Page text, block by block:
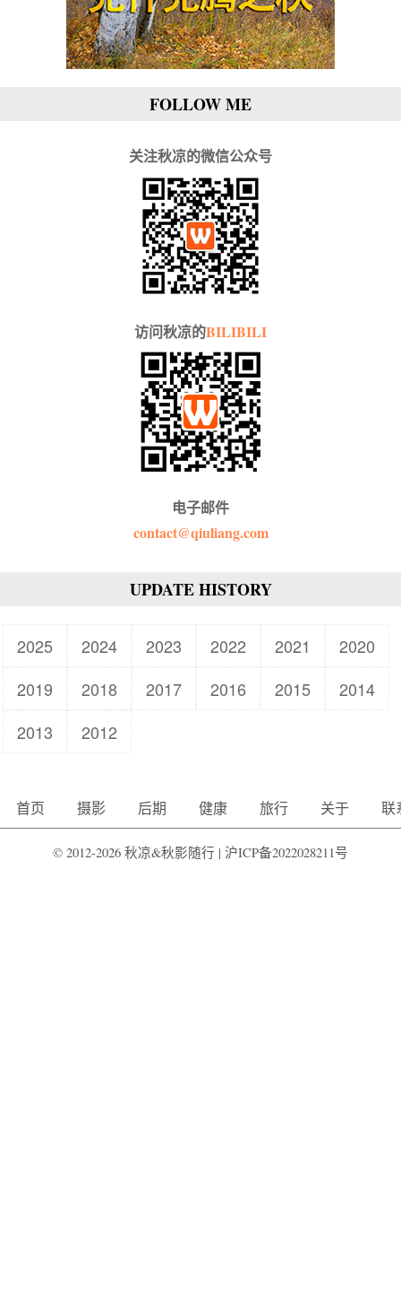
FOLLOW ME
关注秋凉的微信公众号
访问秋凉的BILIBILI
电子邮件
contact@qiuliang.com
UPDATE HISTORY
2025 2024 2023 2022 2021
2020
2019
2018 2017 2016 2015
2014
2013
2012
首页 摄影 后期 健康 旅行 关于 联
© 2012-2026 秋凉&秋影随行 | 沪ICP备2022028211号